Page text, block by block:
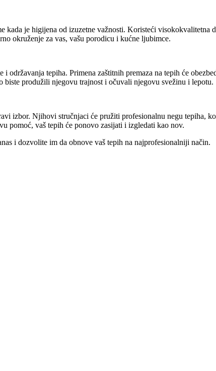
kada je higijena od izuzetne važnosti. Koristeći visokokvalitetna
okruženje za vas, vašu porodicu i kućne ljubimce.
tepiha. Primena zaštitnih premaza na tepih će
produžili njegovu trajnost i očuvali njegovu svežinu i lepotu.
izbor. Njihovi stručnjaci će pružiti profesionalnu negu tepiha,
pomoć, vaš tepih će ponovo zasijati i izgledati kao nov.
i dozvolite im da obnove vaš tepih na najprofesionalniji način.